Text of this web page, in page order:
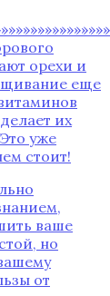
орехи и
еще
их
уже
стоит!
ваше
но
от